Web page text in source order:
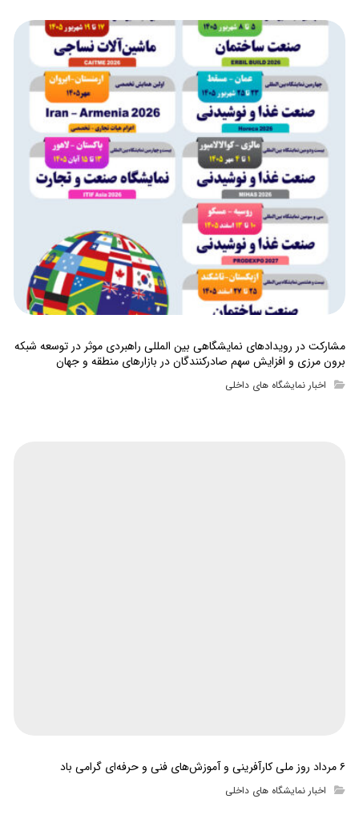
مشارکت در رویدادهای نمایشگاهی بین المللی راهبردی موثر در توسعه شبکه
برون مرزی و افزایش سهم صادرکنندگان در بازارهای منطقه و جهان
اخبار نمایشگاه های داخلی
۶ مرداد روز ملی کارآفرینی و آموزش‌های فنی و حرفه‌ای گرامی باد
اخبار نمایشگاه های داخلی